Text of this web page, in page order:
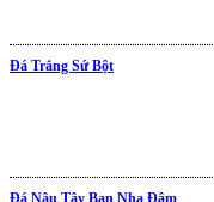
Đá Trắng Sứ Bột
Đá Nâu Tây Ban Nha Đậm